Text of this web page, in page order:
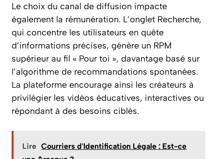
Le choix du canal de diffusion impacte
également la rémunération. L’onglet Recherche,
qui concentre les utilisateurs en quête
d’informations précises, génère un RPM
supérieur au fil « Pour toi », davantage basé sur
l’algorithme de recommandations spontanées.
La plateforme encourage ainsi les créateurs à
privilégier les vidéos éducatives, interactives ou
répondant à des besoins ciblés.
Lire Courriers d'Identification Légale : Est-ce